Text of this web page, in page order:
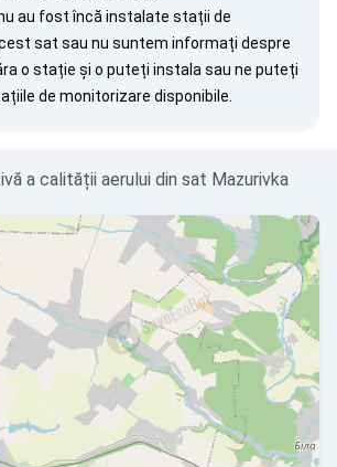
au fost încă instalate stații de
sat sau nu suntem informați despre
o stație și o puteți instala sau ne puteți
de monitorizare disponibile.
a calității aerului din sat Mazurivka